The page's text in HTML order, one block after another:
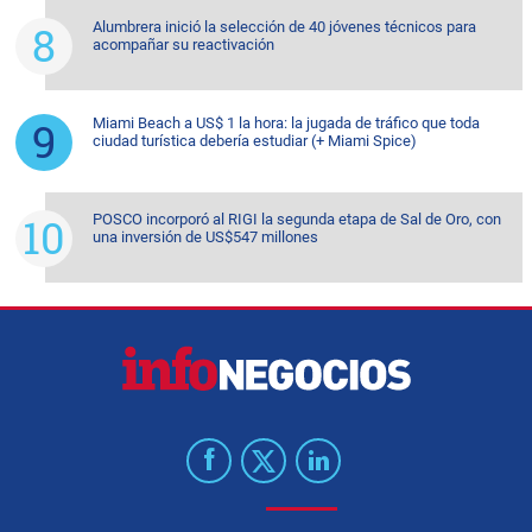
Alumbrera inició la selección de 40 jóvenes técnicos para
acompañar su reactivación
Miami Beach a US$ 1 la hora: la jugada de tráfico que toda
ciudad turística debería estudiar (+ Miami Spice)
POSCO incorporó al RIGI la segunda etapa de Sal de Oro, con
una inversión de US$547 millones